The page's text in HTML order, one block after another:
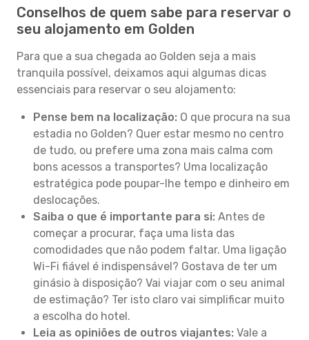
Conselhos de quem sabe para reservar o
seu alojamento em Golden
Para que a sua chegada ao Golden seja a mais
tranquila possível, deixamos aqui algumas dicas
essenciais para reservar o seu alojamento:
Pense bem na localização: O que procura na sua
estadia no Golden? Quer estar mesmo no centro
de tudo, ou prefere uma zona mais calma com
bons acessos a transportes? Uma localização
estratégica pode poupar-lhe tempo e dinheiro em
deslocações.
Saiba o que é importante para si: Antes de
começar a procurar, faça uma lista das
comodidades que não podem faltar. Uma ligação
Wi-Fi fiável é indispensável? Gostava de ter um
ginásio à disposição? Vai viajar com o seu animal
de estimação? Ter isto claro vai simplificar muito
a escolha do hotel.
Leia as opiniões de outros viajantes: Vale a